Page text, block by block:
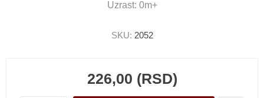
Uzrast: 0m+
SKU: 2052
226,00 (RSD)